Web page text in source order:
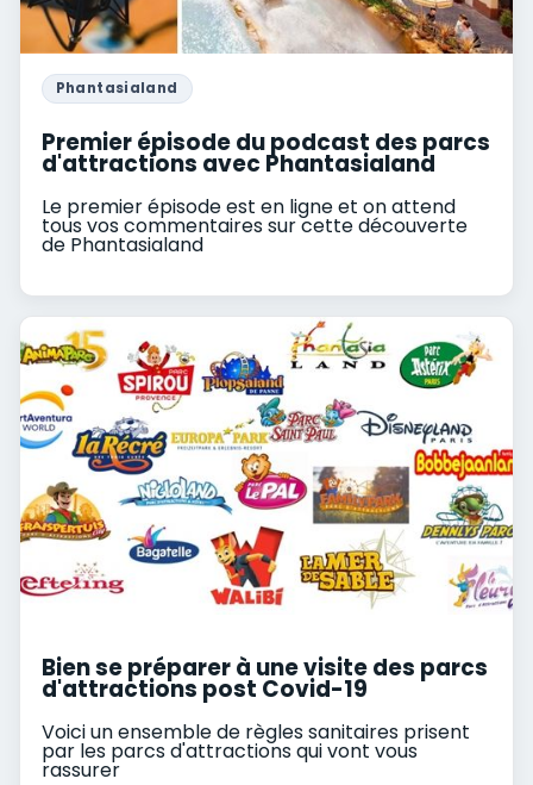
Phantasialand
Premier épisode du podcast des parcs
d'attractions avec Phantasialand
Le premier épisode est en ligne et on attend
tous vos commentaires sur cette découverte
de Phantasialand
Bien se préparer à une visite des parcs
d'attractions post Covid-19
Voici un ensemble de règles sanitaires prisent
par les parcs d'attractions qui vont vous
rassurer